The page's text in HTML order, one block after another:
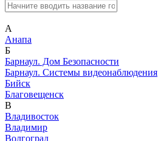
А
Анапа
Б
Барнаул. Дом Безопасности
Барнаул. Системы видеонаблюдения
Бийск
Благовещенск
В
Владивосток
Владимир
Волгоград